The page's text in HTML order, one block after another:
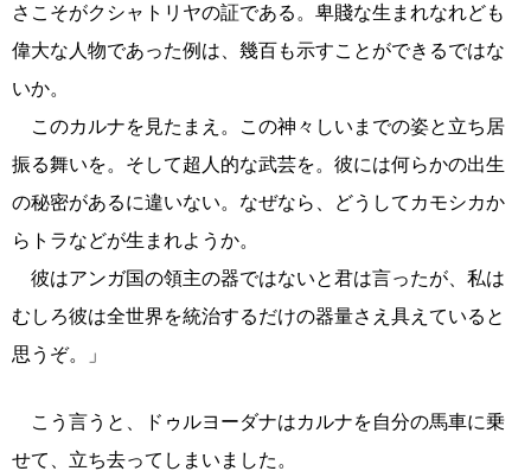
さこそがクシャトリヤの証である。卑賤な生まれなれども
偉大な人物であった例は、幾百も示すことができるではな
いか。
このカルナを見たまえ。この神々しいまでの姿と立ち居
振る舞いを。そして超人的な武芸を。彼には何らかの出生
の秘密があるに違いない。なぜなら、どうしてカモシカか
らトラなどが生まれようか。
彼はアンガ国の領主の器ではないと君は言ったが、私は
むしろ彼は全世界を統治するだけの器量さえ具えていると
思うぞ。」
こう言うと、ドゥルヨーダナはカルナを自分の馬車に乗
せて、立ち去ってしまいました。